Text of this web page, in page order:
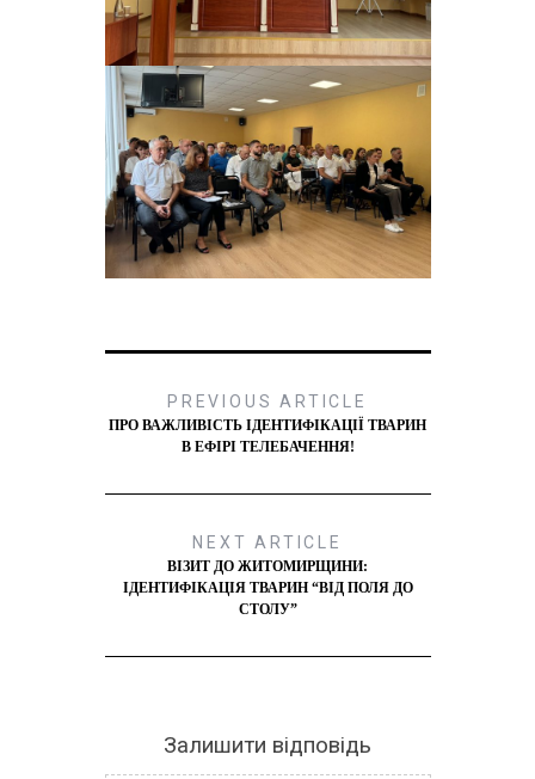
PREVIOUS ARTICLE
ПРО ВАЖЛИВІСТЬ ІДЕНТИФІКАЦІЇ ТВАРИН
В ЕФІРІ ТЕЛЕБАЧЕННЯ!
NEXT ARTICLE
ВІЗИТ ДО ЖИТОМИРЩИНИ:
ІДЕНТИФІКАЦІЯ ТВАРИН “ВІД ПОЛЯ ДО
СТОЛУ”
Залишити відповідь